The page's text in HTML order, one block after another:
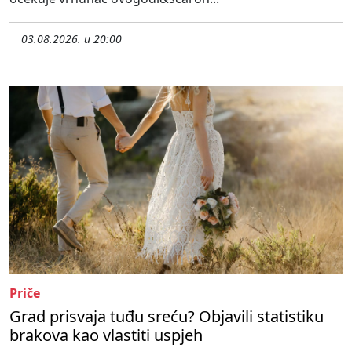
03.08.2026. u 20:00
Priče
Grad prisvaja tuđu sreću? Objavili statistiku
brakova kao vlastiti uspjeh